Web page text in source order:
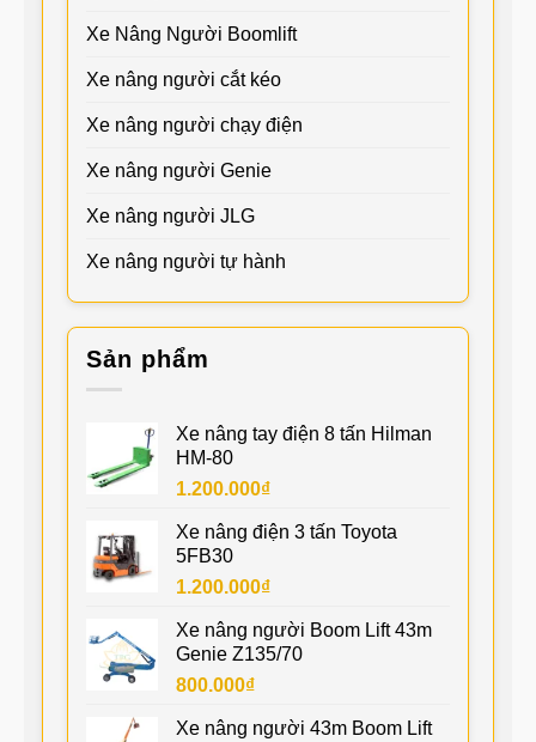
Xe Nâng Người Boomlift
Xe nâng người cắt kéo
Xe nâng người chạy điện
Xe nâng người Genie
Xe nâng người JLG
Xe nâng người tự hành
Sản phẩm
Xe nâng tay điện 8 tấn Hilman
HM-80
1.200.000₫
Xe nâng điện 3 tấn Toyota
5FB30
1.200.000₫
Xe nâng người Boom Lift 43m
Genie Z135/70
800.000₫
Xe nâng người 43m Boom Lift